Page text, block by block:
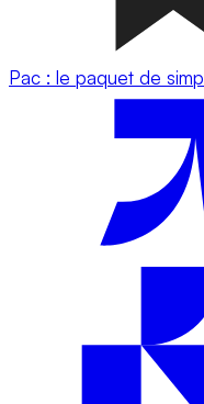
Pac : le paquet de